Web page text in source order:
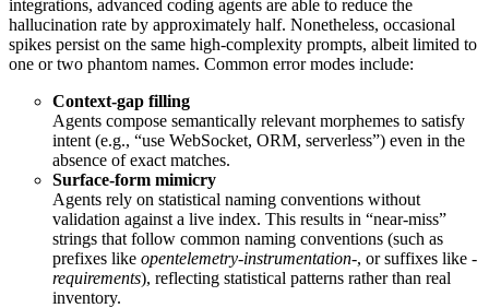
integrations, advanced coding agents are able to reduce the
hallucination rate by approximately half. Nonetheless, occasional
spikes persist on the same high-complexity prompts, albeit limited to
one or two phantom names. Common error modes include:
Context-gap filling
Agents compose semantically relevant morphemes to satisfy
intent (e.g., “use WebSocket, ORM, serverless”) even in the
absence of exact matches.
Surface-form mimicry
Agents rely on statistical naming conventions without
validation against a live index. This results in “near-miss”
strings that follow common naming conventions (such as
prefixes like opentelemetry-instrumentation-, or suffixes like -
requirements), reflecting statistical patterns rather than real
inventory.